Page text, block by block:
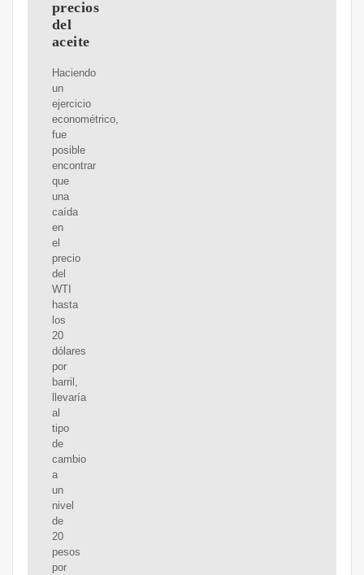
precios
del
aceite
Haciendo
un
ejercicio
econométrico,
fue
posible
encontrar
que
una
caída
en
el
precio
del
WTI
hasta
los
20
dólares
por
barril,
llevaría
al
tipo
de
cambio
a
un
nivel
de
20
pesos
por